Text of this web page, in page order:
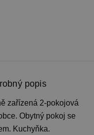
popis
zařízená 2-pokojová
Obytný pokoj se
Kuchyňka.